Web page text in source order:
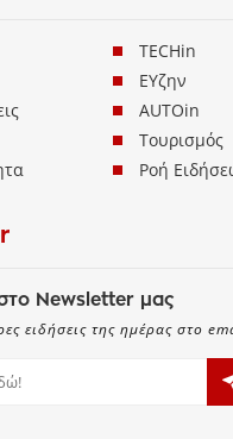
TECHin
ΕΥζην
AUTOin
Τουρισμός
Ροή
Newsletter μας
ειδήσεις της ημέρας στο